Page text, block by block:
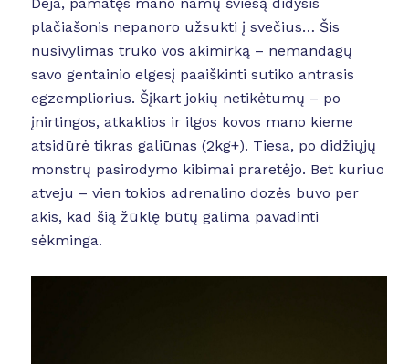
plačiašonis nepanoro užsukti į svečius… Šis
nusivylimas truko vos akimirką – nemandagų
savo gentainio elgesį paaiškinti sutiko antrasis
egzempliorius. Šįkart jokių netikėtumų – po
įnirtingos, atkaklios ir ilgos kovos mano kieme
atsidūrė tikras galiūnas (2kg+). Tiesa, po didžiųjų
monstrų pasirodymo kibimai praretėjo. Bet kuriuo
atveju – vien tokios adrenalino dozės buvo per
akis, kad šią žūklę būtų galima pavadinti
sėkminga.